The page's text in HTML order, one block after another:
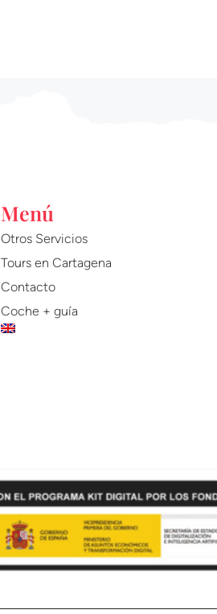
Menú
Otros Servicios
Tours en Cartagena
Contacto
Coche + guía